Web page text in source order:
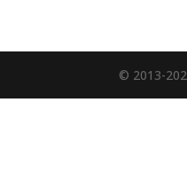
© 2013-